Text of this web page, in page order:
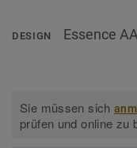
DESIGN Essence
Sie müssen sich
prüfen und online zu